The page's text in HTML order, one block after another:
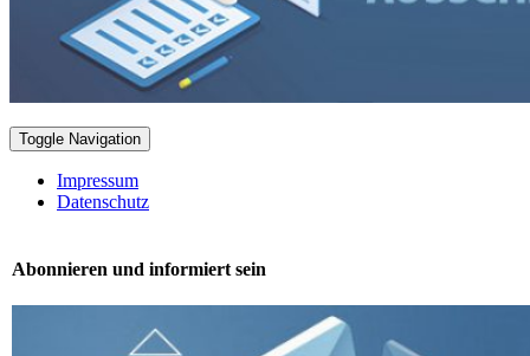
Toggle Navigation
Impressum
Datenschutz
Abonnieren und informiert sein